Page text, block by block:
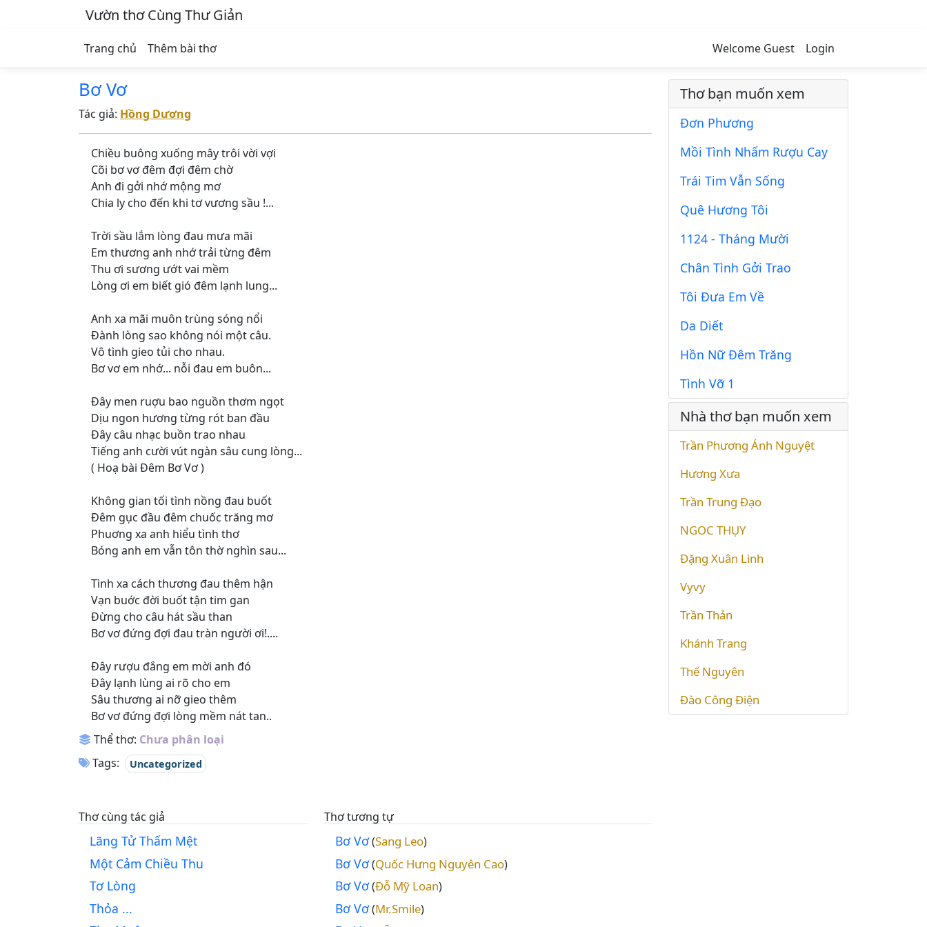
Vườn thơ Cùng Thư Giản
Trang chủ Thêm bài thơ Welcome Guest Login
Bơ Vơ
Tác giả: Hồng Dương
Chiều buông xuống mây trôi vời vợi
Cõi bơ vơ đêm đợi đêm chờ
Anh đi gởi nhớ mộng mơ
Chia ly cho đến khi tơ vương sầu !...
Trời sầu lắm lòng đau mưa mãi
Em thương anh nhớ trải từng đêm
Thu ơi sương ướt vai mềm
Lòng ơi em biết gió đêm lạnh lung...
Anh xa mãi muôn trùng sóng nổi
Đành lòng sao không nói một câu.
Vô tình gieo tủi cho nhau.
Bơ vơ em nhớ... nỗi đau em buôn...
Đây men ruợu bao nguồn thơm ngọt
Dịu ngon hương từng rót ban đầu
Đây câu nhạc buồn trao nhau
Tiếng anh cười vút ngàn sâu cung lòng...
( Hoạ bài Đêm Bơ Vơ )
Không gian tối tình nồng đau buốt
Đêm gục đầu đêm chuốc trăng mơ
Phuơng xa anh hiểu tình thơ
Bóng anh em vẫn tôn thờ nghìn sau...
Tình xa cách thương đau thêm hận
Vạn buớc đời buốt tận tim gan
Đừng cho câu hát sầu than
Bơ vơ đứng đợi đau tràn người ơi!....
Đây rượu đắng em mời anh đó
Đây lạnh lùng ai rõ cho em
Sâu thương ai nỡ gieo thêm
Bơ vơ đứng đợi lòng mềm nát tan..
Thể thơ: Chưa phân loại
Tags:
Uncategorized
Thơ cùng tác giả
Lãng Tử Thấm Mệt
Một Cảm Chiều Thu
Tơ Lòng
Thỏa ...
Thơ tương tự
Bơ Vơ(Sang Leo)
Bơ Vơ(Quốc Hưng Nguyên Cao)
Bơ Vơ(Đỗ Mỹ Loan)
Bơ Vơ(Mr.Smile)
Thơ bạn muốn xem
Đơn Phương
Mồi Tình Nhấm Rượu Cay
Trái Tim Vẫn Sống
Quê Hương Tôi
1124 - Tháng Mười
Chân Tình Gởi Trao
Tôi Đưa Em Về
Da Diết
Hồn Nữ Đêm Trăng
Tình Vỡ 1
Nhà thơ bạn muốn xem
Trần Phương Ánh Nguyệt
Hương Xưa
Trần Trung Đạo
NGOC THỤY
Đặng Xuân Linh
Vyvy
Trần Thản
Khánh Trang
Thế Nguyên
Đào Công Điện